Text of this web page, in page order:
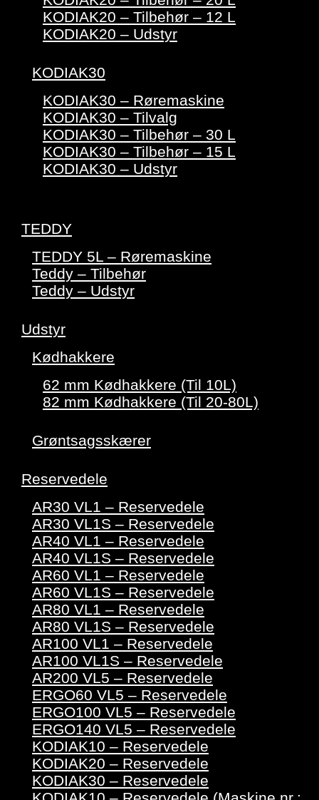
KODIAK20 – Tilbehør – 12 L
KODIAK20 – Udstyr
KODIAK30
KODIAK30 – Røremaskine
KODIAK30 – Tilvalg
KODIAK30 – Tilbehør – 30 L
KODIAK30 – Tilbehør – 15 L
KODIAK30 – Udstyr
TEDDY
TEDDY 5L – Røremaskine
Teddy – Tilbehør
Teddy – Udstyr
Udstyr
Kødhakkere
62 mm Kødhakkere (Til 10L)
82 mm Kødhakkere (Til 20-80L)
Grøntsagsskærer
Reservedele
AR30 VL1 – Reservedele
AR30 VL1S – Reservedele
AR40 VL1 – Reservedele
AR40 VL1S – Reservedele
AR60 VL1 – Reservedele
AR60 VL1S – Reservedele
AR80 VL1 – Reservedele
AR80 VL1S – Reservedele
AR100 VL1 – Reservedele
AR100 VL1S – Reservedele
AR200 VL5 – Reservedele
ERGO60 VL5 – Reservedele
ERGO100 VL5 – Reservedele
ERGO140 VL5 – Reservedele
KODIAK10 – Reservedele
KODIAK20 – Reservedele
KODIAK30 – Reservedele